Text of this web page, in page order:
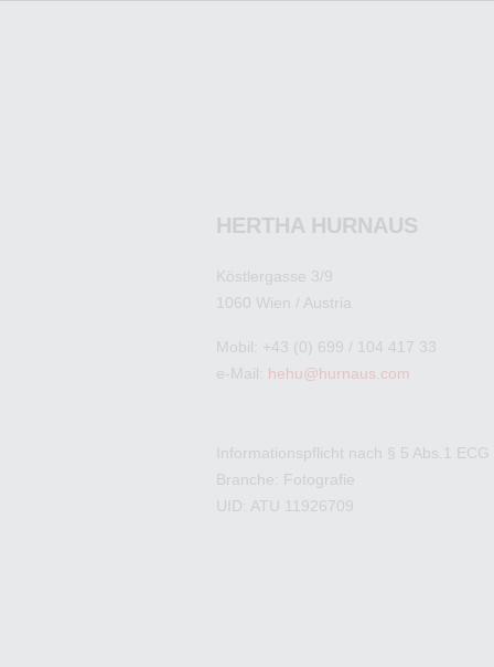
HERTHA HURNAUS
Köstlergasse 3/9
1060 Wien / Austria
Mobil: +43 (0) 699 / 104 417 33
e-Mail: hehu@hurnaus.com
Informationspflicht nach § 5 Abs.1 ECG
Branche: Fotografie
UID: ATU 11926709